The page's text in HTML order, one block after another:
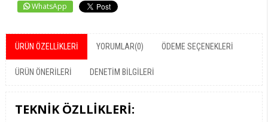
WhatsApp
ÜRÜN ÖZELLIKLERI YORUMLAR(0) ÖDEME SEÇENEKLERI
ÜRÜN ÖNERILERI DENETIM BILGILERI
TEKNİK ÖZLLİKLERİ: